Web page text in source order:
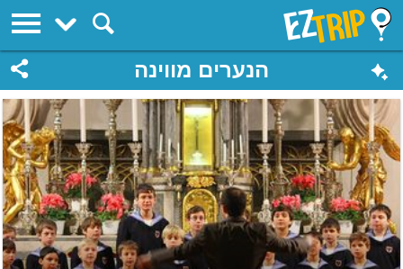
EZTrip
הנערים מווינה